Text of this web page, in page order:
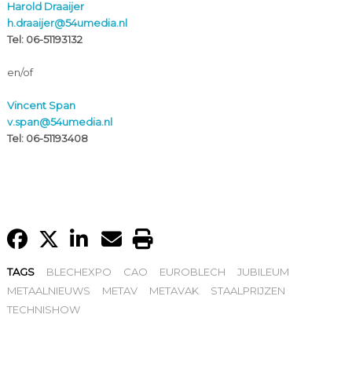
Harold Draaijer
h.draaijer@54umedia.nl
Tel: 06-51193132
en/of
Vincent Span
v.span@54umedia.nl
Tel: 06-51193408
TAGS BLECHEXPO CAO EUROBLECH
JUBILEUM
METAALNIEUWS
METAV METAVAK
STAALPRIJZEN
TECHNISHOW